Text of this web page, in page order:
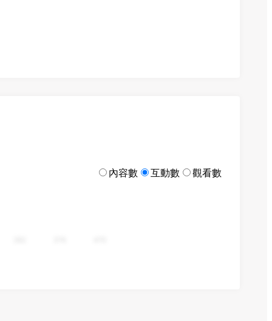
內容數 互動數 觀看數